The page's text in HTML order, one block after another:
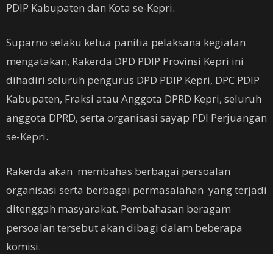
PDIP Kabupaten dan Kota se-Kepri.
Suparno selaku ketua panitia pelaksana kegiatan
mengatakan, Rakerda DPD PDIP Provinsi Kepri ini
dihadiri seluruh pengurus DPD PDIP Kepri, DPC PDIP
Kabupaten, Fraksi atau Anggota DPRD Kepri, seluruh
anggota DPRD, serta organisasi sayap PDI Perjuangan
se-Kepri.
Rakerda akan membahas berbagai persoalan
organisasi serta berbagai permasalahan yang terjadi
ditenggah masyarakat. Pembahasan beragam
persoalan tersebut akan dibagi dalam beberapa
komisi.